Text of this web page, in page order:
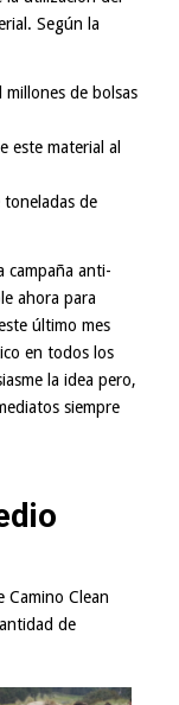
Según la
millones de bolsas
este material al
toneladas de
campaña anti-
ahora para
último mes
en todos los
la idea pero,
siempre
Camino Clean
de